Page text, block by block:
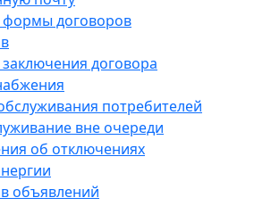
договоров
договора
потребителей
вне очереди
об отключениях
объявлений